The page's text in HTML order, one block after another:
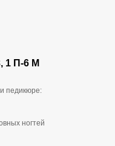
П-6 М
педикюре:
ногтей